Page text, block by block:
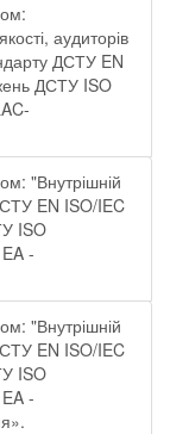
аудиторів
ДСТУ EN
ДСТУ ISO
"Внутрішній
EN ISO/IEC
ISO
-
"Внутрішній
EN ISO/IEC
ISO
-